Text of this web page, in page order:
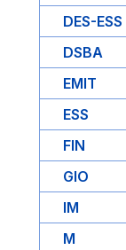
DES-ESS
DSBA
EMIT
ESS
FIN
GIO
IM
M